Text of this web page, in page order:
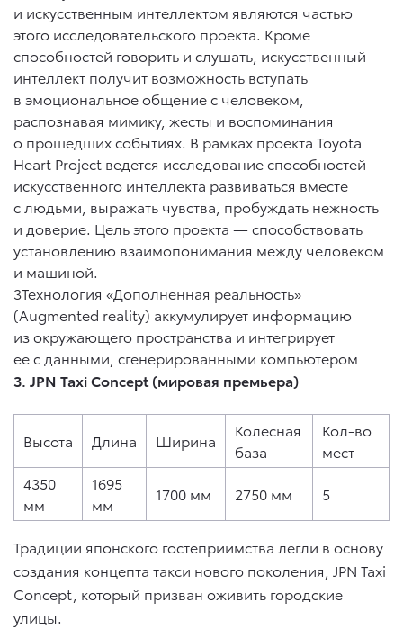
и искусственным интеллектом являются частью
этого исследовательского проекта. Кроме
способностей говорить и слушать, искусственный
интеллект получит возможность вступать
в эмоциональное общение с человеком,
распознавая мимику, жесты и воспоминания
о прошедших событиях. В рамках проекта Toyota
Heart Project ведется исследование способностей
искусственного интеллекта развиваться вместе
с людьми, выражать чувства, пробуждать нежность
и доверие. Цель этого проекта — способствовать
установлению взаимопонимания между человеком
и машиной.
3Технология «Дополненная реальность»
(Augmented reality) аккумулирует информацию
из окружающего пространства и интегрирует
ее с данными, сгенерированными компьютером
3. JPN Taxi Concept (мировая премьера)
Высота Длина Ширина
Колесная
база
Кол-во
мест
4350
мм
1695
мм
1700 мм 2750 мм 5
Традиции японского гостеприимства легли в основу
создания концепта такси нового поколения, JPN Taxi
Concept, который призван оживить городские
улицы.